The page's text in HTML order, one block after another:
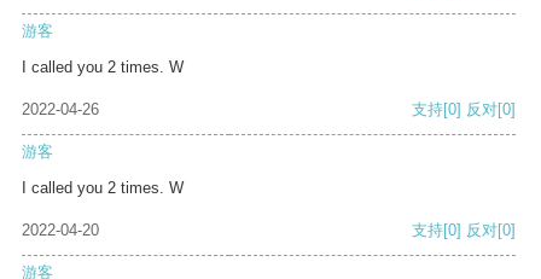
游客
I called you 2 times. W
2022-04-26 支持[0] 反对[0]
游客
I called you 2 times. W
2022-04-20 支持[0] 反对[0]
游客